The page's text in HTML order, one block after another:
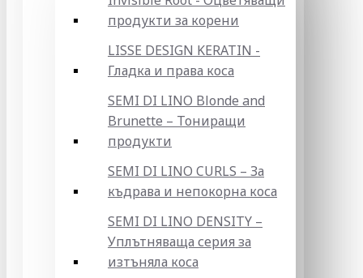
продукти за корени
LISSE DESIGN KERATIN -
Гладка и права коса
SEMI DI LINO Blonde and
Brunette – Тониращи
продукти
SEMI DI LINO CURLS – За
къдрава и непокорна коса
SEMI DI LINO DENSITY –
Уплътняваща серия за
изтъняла коса